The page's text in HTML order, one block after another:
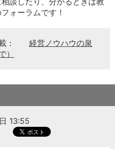
ォーラムです！
：
経営ノウハウの泉
）
13:55